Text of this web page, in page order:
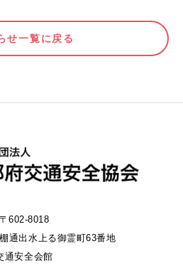
せ一覧に戻る
〒602-8018
通出水上る御霊町63番地
通安全会館